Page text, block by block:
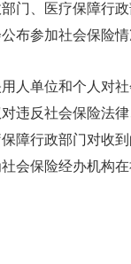
门、医疗保障行
布参加社会保险
人单位和个人对
违反社会保险法
障行政部门对收
会保险经办机构